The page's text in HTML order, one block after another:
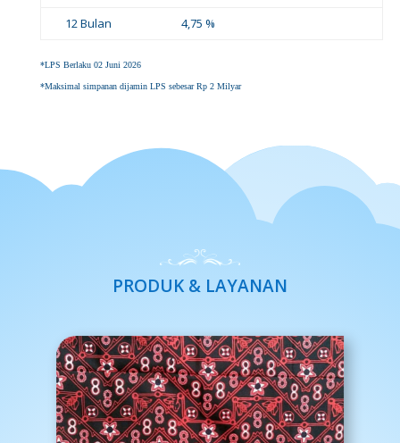
12 Bulan
4,75 %
*LPS Berlaku 02 Juni 2026
*Maksimal simpanan dijamin LPS sebesar Rp 2 Milyar
PRODUK & LAYANAN